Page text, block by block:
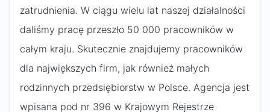
zatrudnienia. W ciągu wielu lat naszej działalności
daliśmy pracę przeszło 50 000 pracowników w
całym kraju. Skutecznie znajdujemy pracowników
dla największych firm, jak również małych
rodzinnych przedsiębiorstw w Polsce. Agencja jest
wpisana pod nr 396 w Krajowym Rejestrze